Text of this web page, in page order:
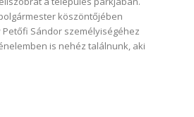
köszöntőjében
Sándor személyiségéhez
is nehéz találnunk, aki